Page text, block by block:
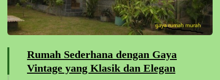
Rumah Sederhana dengan Gaya
Vintage yang Klasik dan Elegan